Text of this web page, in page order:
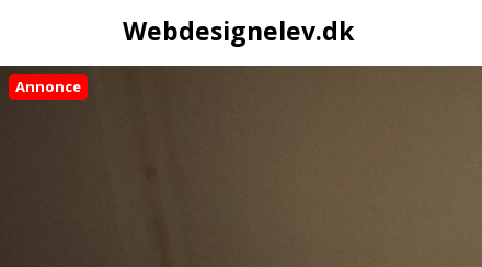
Webdesignelev.dk
Annonce